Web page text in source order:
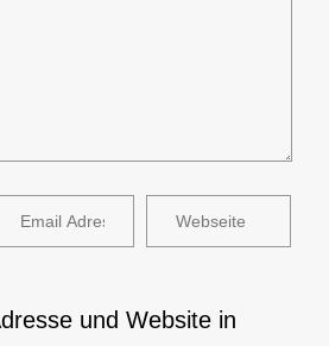
und Website in